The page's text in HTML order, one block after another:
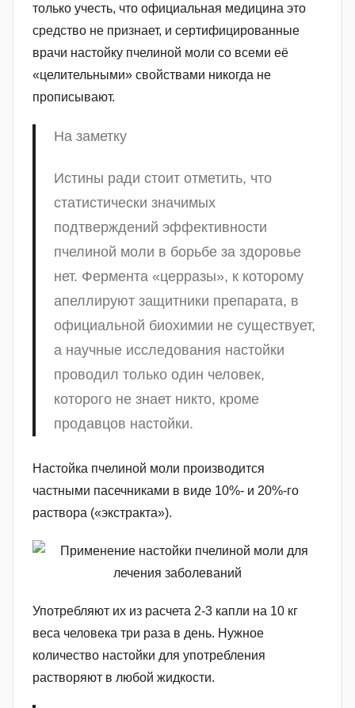
только учесть, что официальная медицина это
средство не признает, и сертифицированные
врачи настойку пчелиной моли со всеми её
«целительными» свойствами никогда не
прописывают.
На заметку
Истины ради стоит отметить, что
статистически значимых
подтверждений эффективности
пчелиной моли в борьбе за здоровье
нет. Фермента «церразы», к которому
апеллируют защитники препарата, в
официальной биохимии не существует,
а научные исследования настойки
проводил только один человек,
которого не знает никто, кроме
продавцов настойки.
Настойка пчелиной моли производится
частными пасечниками в виде 10%- и 20%-го
раствора («экстракта»).
Употребляют их из расчета 2-3 капли на 10 кг
веса человека три раза в день. Нужное
количество настойки для употребления
растворяют в любой жидкости.